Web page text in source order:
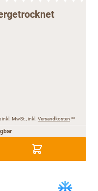
inkl. MwSt., inkl. Versandkosten **